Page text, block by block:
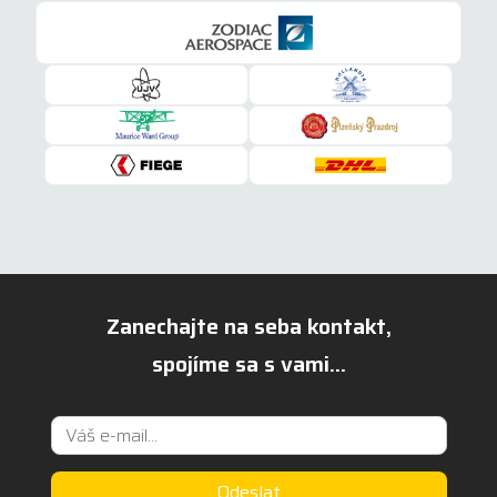
Zanechajte na seba kontakt,
spojíme sa s vami...